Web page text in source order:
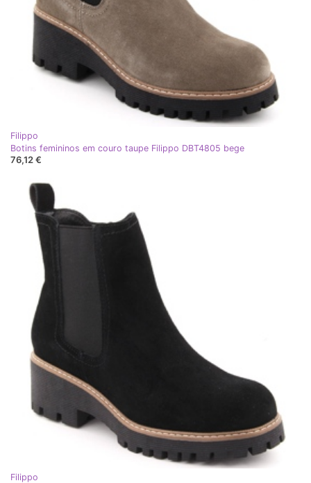
Filippo
Botins femininos em couro taupe Filippo DBT4805 bege
76,12 €
Filippo